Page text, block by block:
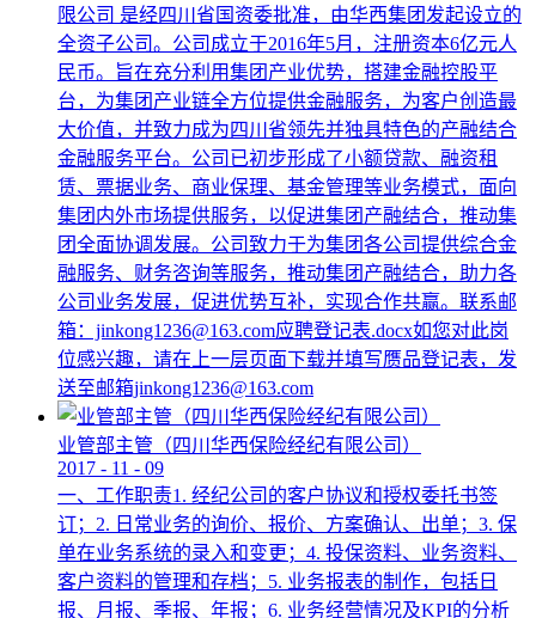
限公司 是经四川省国资委批准，由华西集团发起设立的
全资子公司。公司成立于2016年5月，注册资本6亿元人
民币。旨在充分利用集团产业优势，搭建金融控股平
台，为集团产业链全方位提供金融服务，为客户创造最
大价值，并致力成为四川省领先并独具特色的产融结合
金融服务平台。公司已初步形成了小额贷款、融资租
赁、票据业务、商业保理、基金管理等业务模式，面向
集团内外市场提供服务，以促进集团产融结合，推动集
团全面协调发展。公司致力于为集团各公司提供综合金
融服务、财务咨询等服务，推动集团产融结合，助力各
公司业务发展，促进优势互补，实现合作共赢。联系邮
箱：jinkong1236@163.com应聘登记表.docx如您对此岗
位感兴趣，请在上一层页面下载并填写赝品登记表，发
送至邮箱jinkong1236@163.com
业管部主管（四川华西保险经纪有限公司）
2017 - 11 - 09
一、工作职责1. 经纪公司的客户协议和授权委托书签
订；2. 日常业务的询价、报价、方案确认、出单；3. 保
单在业务系统的录入和变更；4. 投保资料、业务资料、
客户资料的管理和存档；5. 业务报表的制作，包括日
报、月报、季报、年报；6. 业务经营情况及KPI的分析